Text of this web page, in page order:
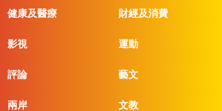
健康及醫療 財經及消費
影視 運動
評論 藝文
兩岸 文教